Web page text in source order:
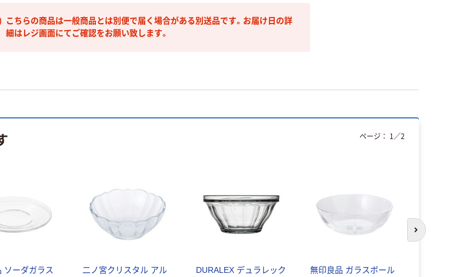
こちらの商品は一般商品とは別便で届く場合がある別送品です。お届け日の詳
細はレジ画面にてご確認をお願い致します。
ソーダガラス
二ノ宮クリスタル アル
DURALEX デュラレック
無印良品 ガラスボール
ページ： 1 ／2
次のスライド